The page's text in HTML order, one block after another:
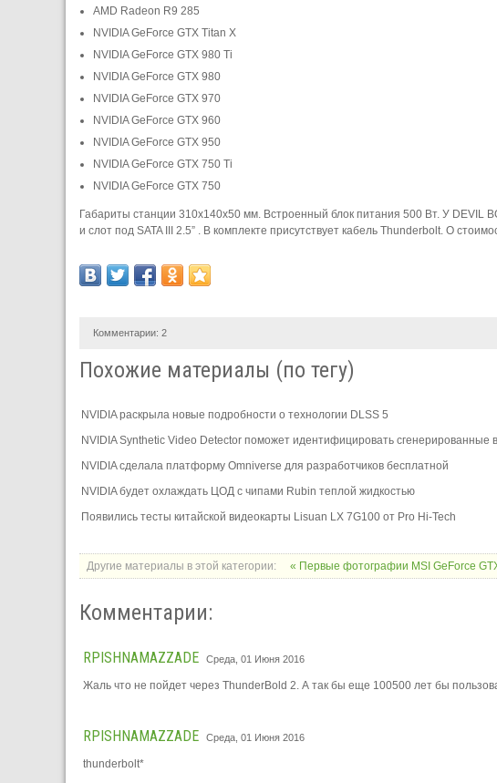
AMD Radeon R9 285
NVIDIA GeForce GTX Titan X
NVIDIA GeForce GTX 980 Ti
NVIDIA GeForce GTX 980
NVIDIA GeForce GTX 970
NVIDIA GeForce GTX 960
NVIDIA GeForce GTX 950
NVIDIA GeForce GTX 750 Ti
NVIDIA GeForce GTX 750
Габариты станции 310x140x50 мм. Встроенный блок питания 500 Вт. У DEVIL
и слот под SATA III 2.5” . В комплекте присутствует кабель Thunderbolt. О
Комментарии: 2
Похожие материалы (по тегу)
NVIDIA раскрыла новые подробности о технологии DLSS 5
NVIDIA Synthetic Video Detector поможет идентифицировать сгенерированные
NVIDIA сделала платформу Omniverse для разработчиков бесплатной
NVIDIA будет охлаждать ЦОД с чипами Rubin теплой жидкостью
Появились тесты китайской видеокарты Lisuan LX 7G100 от Pro Hi-Tech
Другие материалы в этой категории: « Первые фотографии MSI GeForce
Комментарии:
RPISHNAMAZZADE Среда, 01 Июня 2016
Жаль что не пойдет через ThunderBold 2. А так бы еще 100500 лет бы
RPISHNAMAZZADE Среда, 01 Июня 2016
thunderbolt*